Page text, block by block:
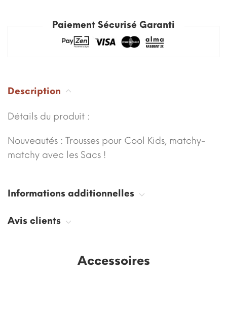
Paiement Sécurisé Garanti
Description
Détails du produit :
Nouveautés : Trousses pour Cool Kids, matchy-
matchy avec les Sacs !
Informations additionnelles
Avis clients
Accessoires